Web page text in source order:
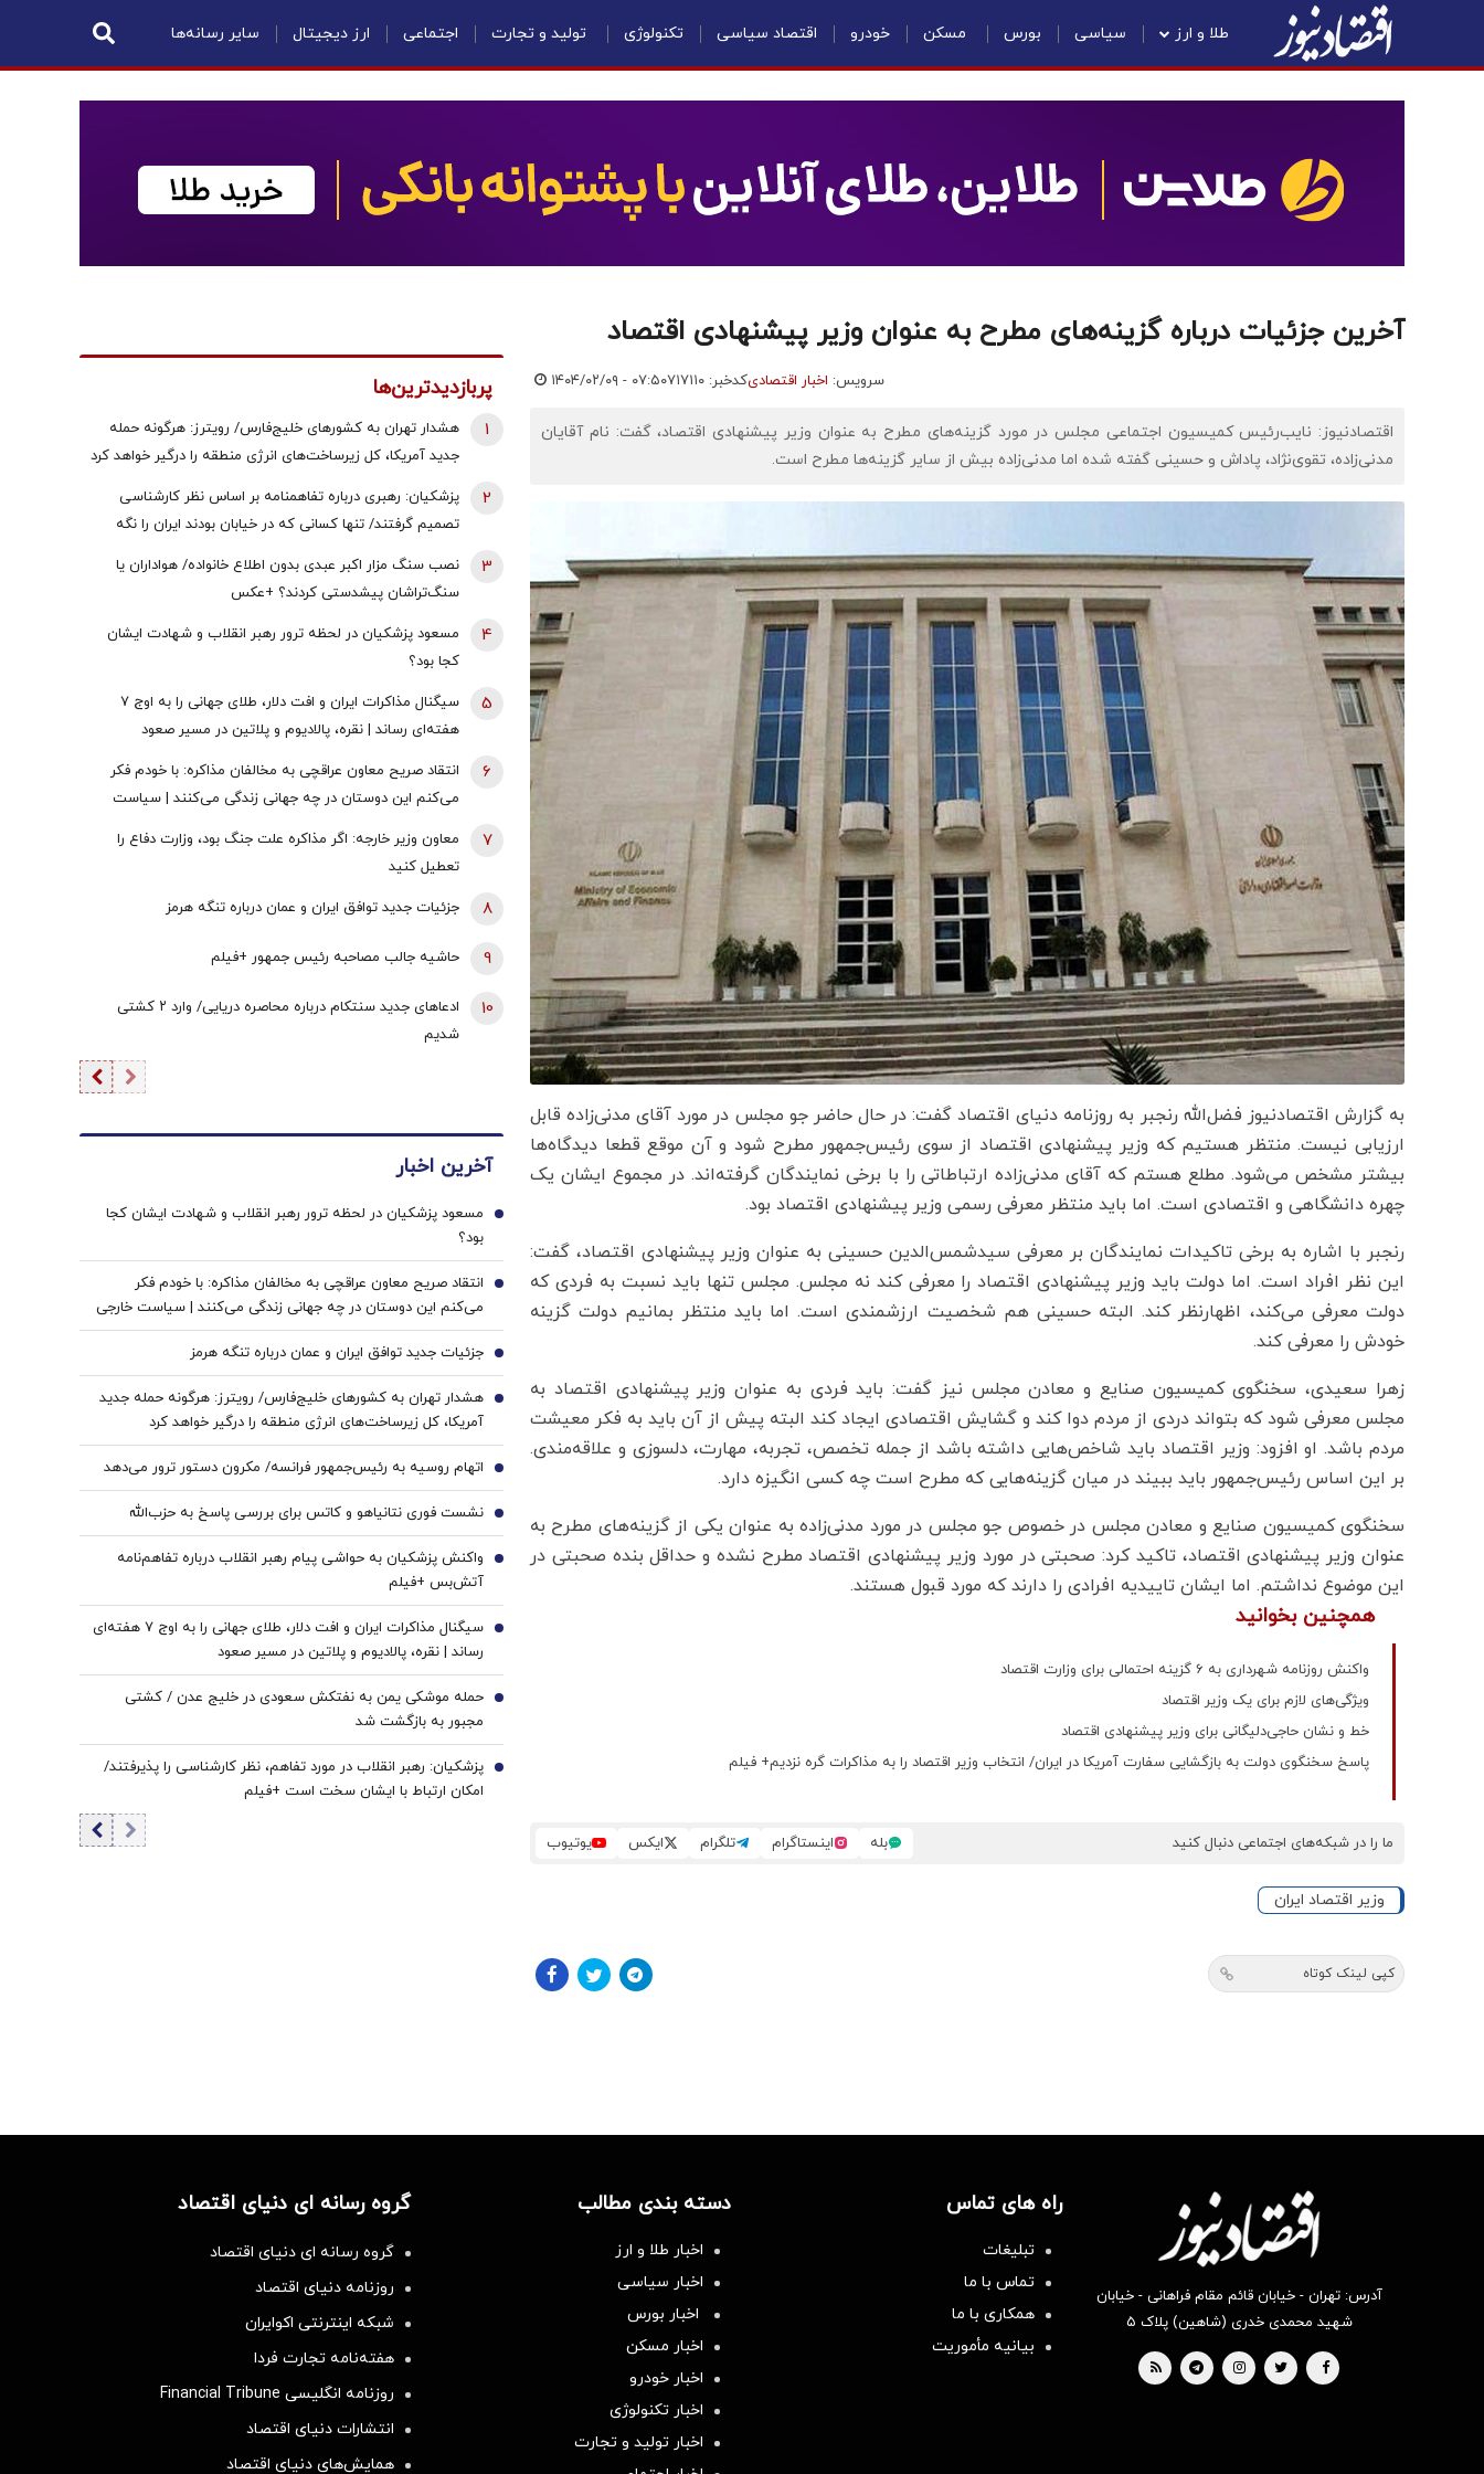
طلا و ارز سیاسی بورس مسکن خودرو اقتصاد سیاسی تکنولوژی تولید و تجارت اجتماعی ارز دیجیتال سایر رسانه‌ها
آخرین جزئیات درباره گزینه‌های مطرح به عنوان وزیر پیشنهادی اقتصاد
سرویس: اخبار اقتصادیکدخبر: ۷۱۷۱۱۰ ۱۴۰۴/۰۲/۰۹ - ۰۷:۵۰
اقتصادنیوز: نایب‌رئیس کمیسیون اجتماعی مجلس در مورد گزینه‌های مطرح به عنوان وزیر پیشنهادی اقتصاد، گفت: نام آقایان
مدنی‌زاده، تقوی‌نژاد، پاداش و حسینی گفته شده اما مدنی‌زاده بیش از سایر گزینه‌ها مطرح است.
به گزارش اقتصادنیوز فضل‌الله رنجبر به روزنامه دنیای اقتصاد گفت: در حال حاضر جو مجلس در مورد آقای مدنی‌زاده قابل
ارزیابی نیست. منتظر هستیم که وزیر پیشنهادی اقتصاد از سوی رئیس‌جمهور مطرح شود و آن موقع قطعا دیدگاه‌ها
بیشتر مشخص می‌شود. مطلع هستم که آقای مدنی‌زاده ارتباطاتی را با برخی نمایندگان گرفته‌اند. در مجموع ایشان یک
چهره دانشگاهی و اقتصادی است. اما باید منتظر معرفی رسمی وزیر پیشنهادی اقتصاد بود.
رنجبر با اشاره به برخی تاکیدات نمایندگان بر معرفی سیدشمس‌الدین حسینی به عنوان وزیر پیشنهادی اقتصاد، گفت:
این نظر افراد است. اما دولت باید وزیر پیشنهادی اقتصاد را معرفی کند نه مجلس. مجلس تنها باید نسبت به فردی که
دولت معرفی می‌کند، اظهارنظر کند. البته حسینی هم شخصیت ارزشمندی است. اما باید منتظر بمانیم دولت گزینه
خودش را معرفی کند.
زهرا سعیدی، سخنگوی کمیسیون صنایع و معادن مجلس نیز گفت: باید فردی به عنوان وزیر پیشنهادی اقتصاد به
مجلس معرفی شود که بتواند دردی از مردم دوا کند و گشایش اقتصادی ایجاد کند البته پیش از آن باید به فکر معیشت
مردم باشد. او افزود: وزیر اقتصاد باید شاخص‌هایی داشته باشد از جمله تخصص، تجربه، مهارت، دلسوزی و علاقه‌مندی.
بر این اساس رئیس‌جمهور باید ببیند در میان گزینه‌هایی که مطرح است چه کسی انگیزه دارد.
سخنگوی کمیسیون صنایع و معادن مجلس در خصوص جو مجلس در مورد مدنی‌زاده به عنوان یکی از گزینه‌های مطرح به
عنوان وزیر پیشنهادی اقتصاد، تاکید کرد: صحبتی در مورد وزیر پیشنهادی اقتصاد مطرح نشده و حداقل بنده صحبتی در
این موضوع نداشتم. اما ایشان تاییدیه افرادی را دارند که مورد قبول هستند.
همچنین بخوانید
واکنش روزنامه شهرداری به 6 گزینه احتمالی برای وزارت اقتصاد
ویژگی‌های لازم برای یک وزیر اقتصاد
خط و نشان حاجی‌دلیگانی برای وزیر پیشنهادی اقتصاد
پاسخ سخنگوی دولت به بازگشایی سفارت آمریکا در ایران/ انتخاب وزیر اقتصاد را به مذاکرات گره نزدیم+ فیلم
ما را در شبکه‌های اجتماعی دنبال کنید بله اینستاگرام تلگرام ایکس یوتیوب
وزیر اقتصاد ایران
کپی لینک کوتاه
پربازدیدترین‌ها
هشدار تهران به کشورهای خلیج‌فارس/ رویترز: هرگونه حمله
جدید آمریکا، کل زیرساخت‌های انرژی منطقه را درگیر خواهد کرد
1
پزشکیان: رهبری درباره تفاهمنامه بر اساس نظر کارشناسی
تصمیم گرفتند/ تنها کسانی که در خیابان بودند ایران را نگه
نداشتند همه سهیم هستند
2
نصب سنگ مزار اکبر عبدی بدون اطلاع خانواده/ هواداران یا
سنگ‌تراشان پیشدستی کردند؟ +عکس
3
مسعود پزشکیان در لحظه ترور رهبر انقلاب و شهادت ایشان
کجا بود؟
4
سیگنال مذاکرات ایران و افت دلار، طلای جهانی را به اوج ۷
هفته‌ای رساند | نقره، پالادیوم و پلاتین در مسیر صعود
5
انتقاد صریح معاون عراقچی به مخالفان مذاکره: با خودم فکر
می‌کنم این دوستان در چه جهانی زندگی می‌کنند | سیاست
خارجی عرصه تصمیم‌های دشوار و سنجش دقیق هزینه و فایده
6
معاون وزیر خارجه: اگر مذاکره علت جنگ بود، وزارت دفاع را
تعطیل کنید
7
جزئیات جدید توافق ایران و عمان درباره تنگه هرمز 8
حاشیه جالب مصاحبه رئیس جمهور +فیلم 9
ادعاهای جدید سنتکام درباره محاصره دریایی/ وارد ۲ کشتی
شدیم
10
آخرین اخبار
مسعود پزشکیان در لحظه ترور رهبر انقلاب و شهادت ایشان کجا
بود؟
1
انتقاد صریح معاون عراقچی به مخالفان مذاکره: با خودم فکر
می‌کنم این دوستان در چه جهانی زندگی می‌کنند | سیاست خارجی
عرصه تصمیم‌های دشوار و سنجش دقیق هزینه و فایده است
2
جزئیات جدید توافق ایران و عمان درباره تنگه هرمز 3
هشدار تهران به کشورهای خلیج‌فارس/ رویترز: هرگونه حمله جدید
آمریکا، کل زیرساخت‌های انرژی منطقه را درگیر خواهد کرد
4
اتهام روسیه به رئیس‌جمهور فرانسه/ مکرون دستور ترور می‌دهد 5
نشست فوری نتانیاهو و کاتس برای بررسی پاسخ به حزب‌الله 6
واکنش پزشکیان به حواشی پیام رهبر انقلاب درباره تفاهم‌نامه
آتش‌بس +فیلم
7
سیگنال مذاکرات ایران و افت دلار، طلای جهانی را به اوج ۷ هفته‌ای
رساند | نقره، پالادیوم و پلاتین در مسیر صعود
8
حمله موشکی یمن به نفتکش سعودی در خلیج عدن / کشتی
مجبور به بازگشت شد
9
پزشکیان: رهبر انقلاب در مورد تفاهم، نظر کارشناسی را پذیرفتند/
امکان ارتباط با ایشان سخت است +فیلم
10
آدرس: تهران - خیابان قائم مقام فراهانی - خیابان
شهید محمدی خدری (شاهین) پلاک ۵
راه های تماس
تبلیغات
تماس با ما
همکاری با ما
بیانیه مأموریت
دسته بندی مطالب
اخبار طلا و ارز
اخبار سیاسی
اخبار بورس
اخبار مسکن
اخبار خودرو
اخبار تکنولوژی
اخبار تولید و تجارت
گروه رسانه ای دنیای اقتصاد
گروه رسانه ای دنیای اقتصاد
روزنامه دنیای اقتصاد
شبکه اینترنتی اکوایران
هفته‌نامه تجارت فردا
روزنامه انگلیسی Financial Tribune
انتشارات دنیای اقتصاد
همایش‌های دنیای اقتصاد